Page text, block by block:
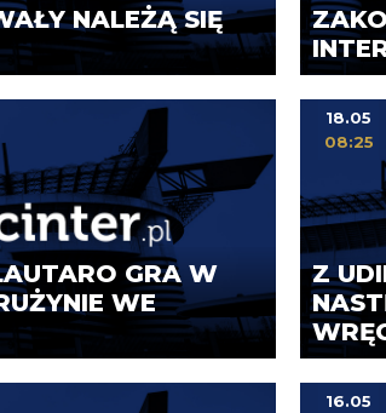
NALEŻĄ SIĘ
GRA W
WE
Z
18.05
08:25
16.05